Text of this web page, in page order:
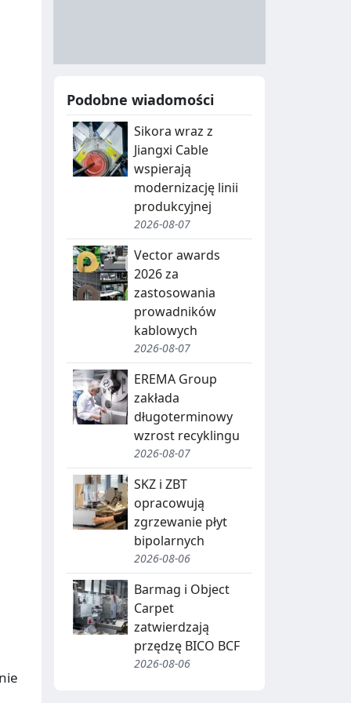
I
E
,
E
G
A
J
A
R
E
Y
L
N
U
C
J
A
O
D
B
Podobne wiadomości
Sikora wraz z
Jiangxi Cable
wspierają
modernizację linii
produkcyjnej
2026-08-07
Vector awards
2026 za
zastosowania
prowadników
kablowych
2026-08-07
EREMA Group
zakłada
długoterminowy
wzrost recyklingu
2026-08-07
SKZ i ZBT
opracowują
zgrzewanie płyt
bipolarnych
2026-08-06
Barmag i Object
Carpet
zatwierdzają
przędzę BICO BCF
2026-08-06